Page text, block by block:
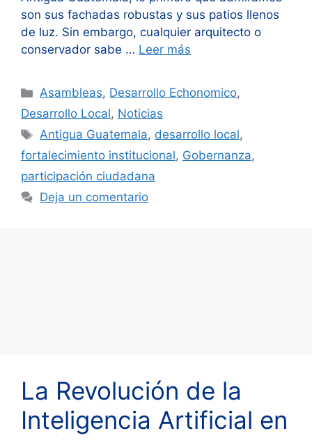
son sus fachadas robustas y sus patios llenos
de luz. Sin embargo, cualquier arquitecto o
conservador sabe … Leer más
Categorías
Asambleas, Desarrollo Echonomico,
Desarrollo Local, Noticias
Etiquetas
Antigua Guatemala, desarrollo local,
fortalecimiento institucional, Gobernanza,
participación ciudadana
Deja un comentario
La Revolución de la
Inteligencia Artificial en